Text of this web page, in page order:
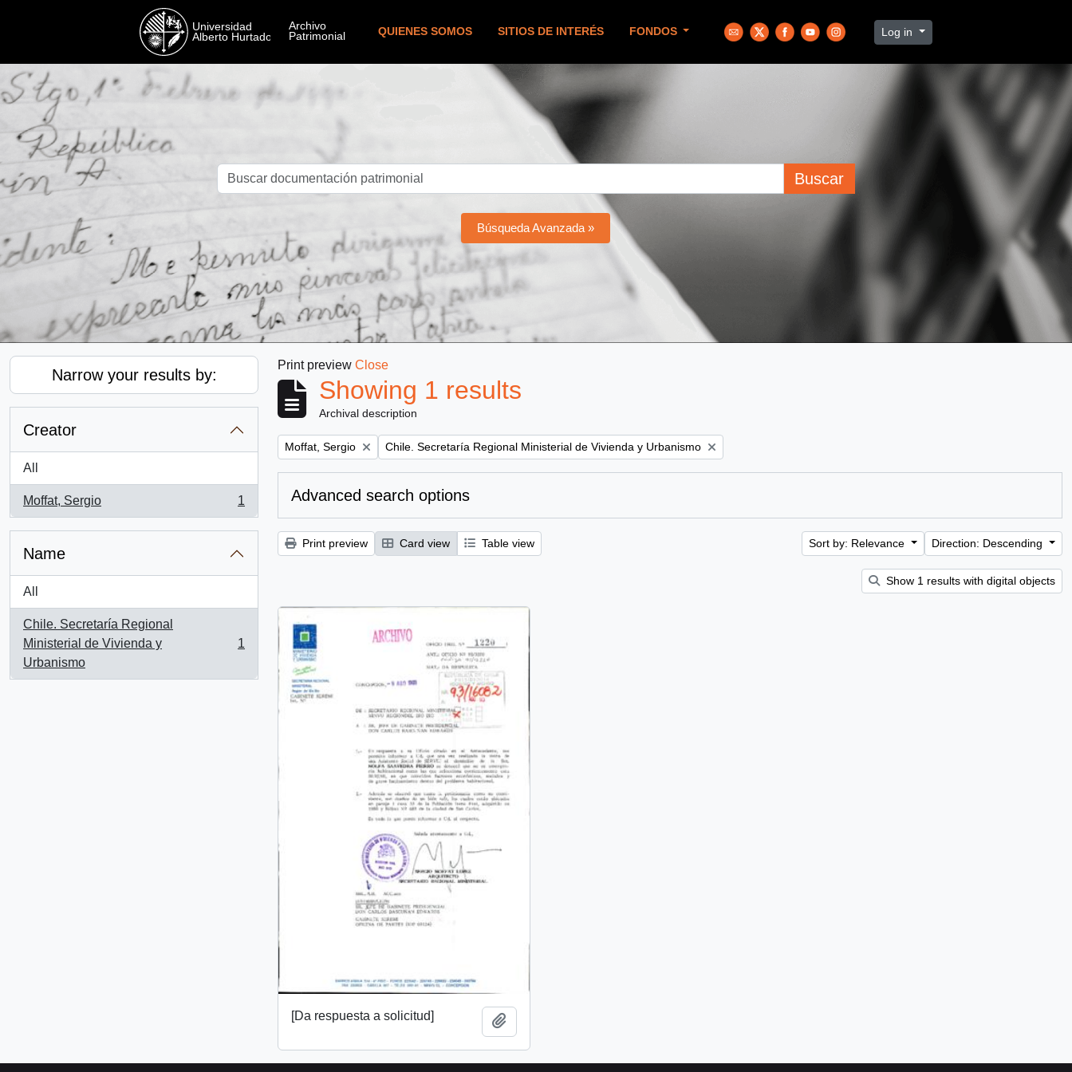
QUIENES SOMOS SITIOS DE INTERÉS FONDOS Log in
Buscar
Búsqueda Avanzada »
Narrow your results by:
Creator
All
Moffat, Sergio
, 1 results
1
Name
All
Chile. Secretaría Regional
Ministerial de Vivienda y
Urbanismo
, 1 results
1
Print preview Close
Showing 1 results
Archival description
Remove filter:
Moffat, Sergio Remove filter:
Chile. Secretaría Regional Ministerial de Vivienda y Urbanismo
Advanced search options
Print preview Card view Table view Sort by: Relevance Direction: Descending
Show 1 results with digital objects
[Da respuesta a solicitud]